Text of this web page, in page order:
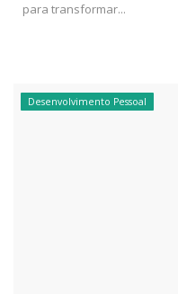
para transformar...
Desenvolvimento Pessoal